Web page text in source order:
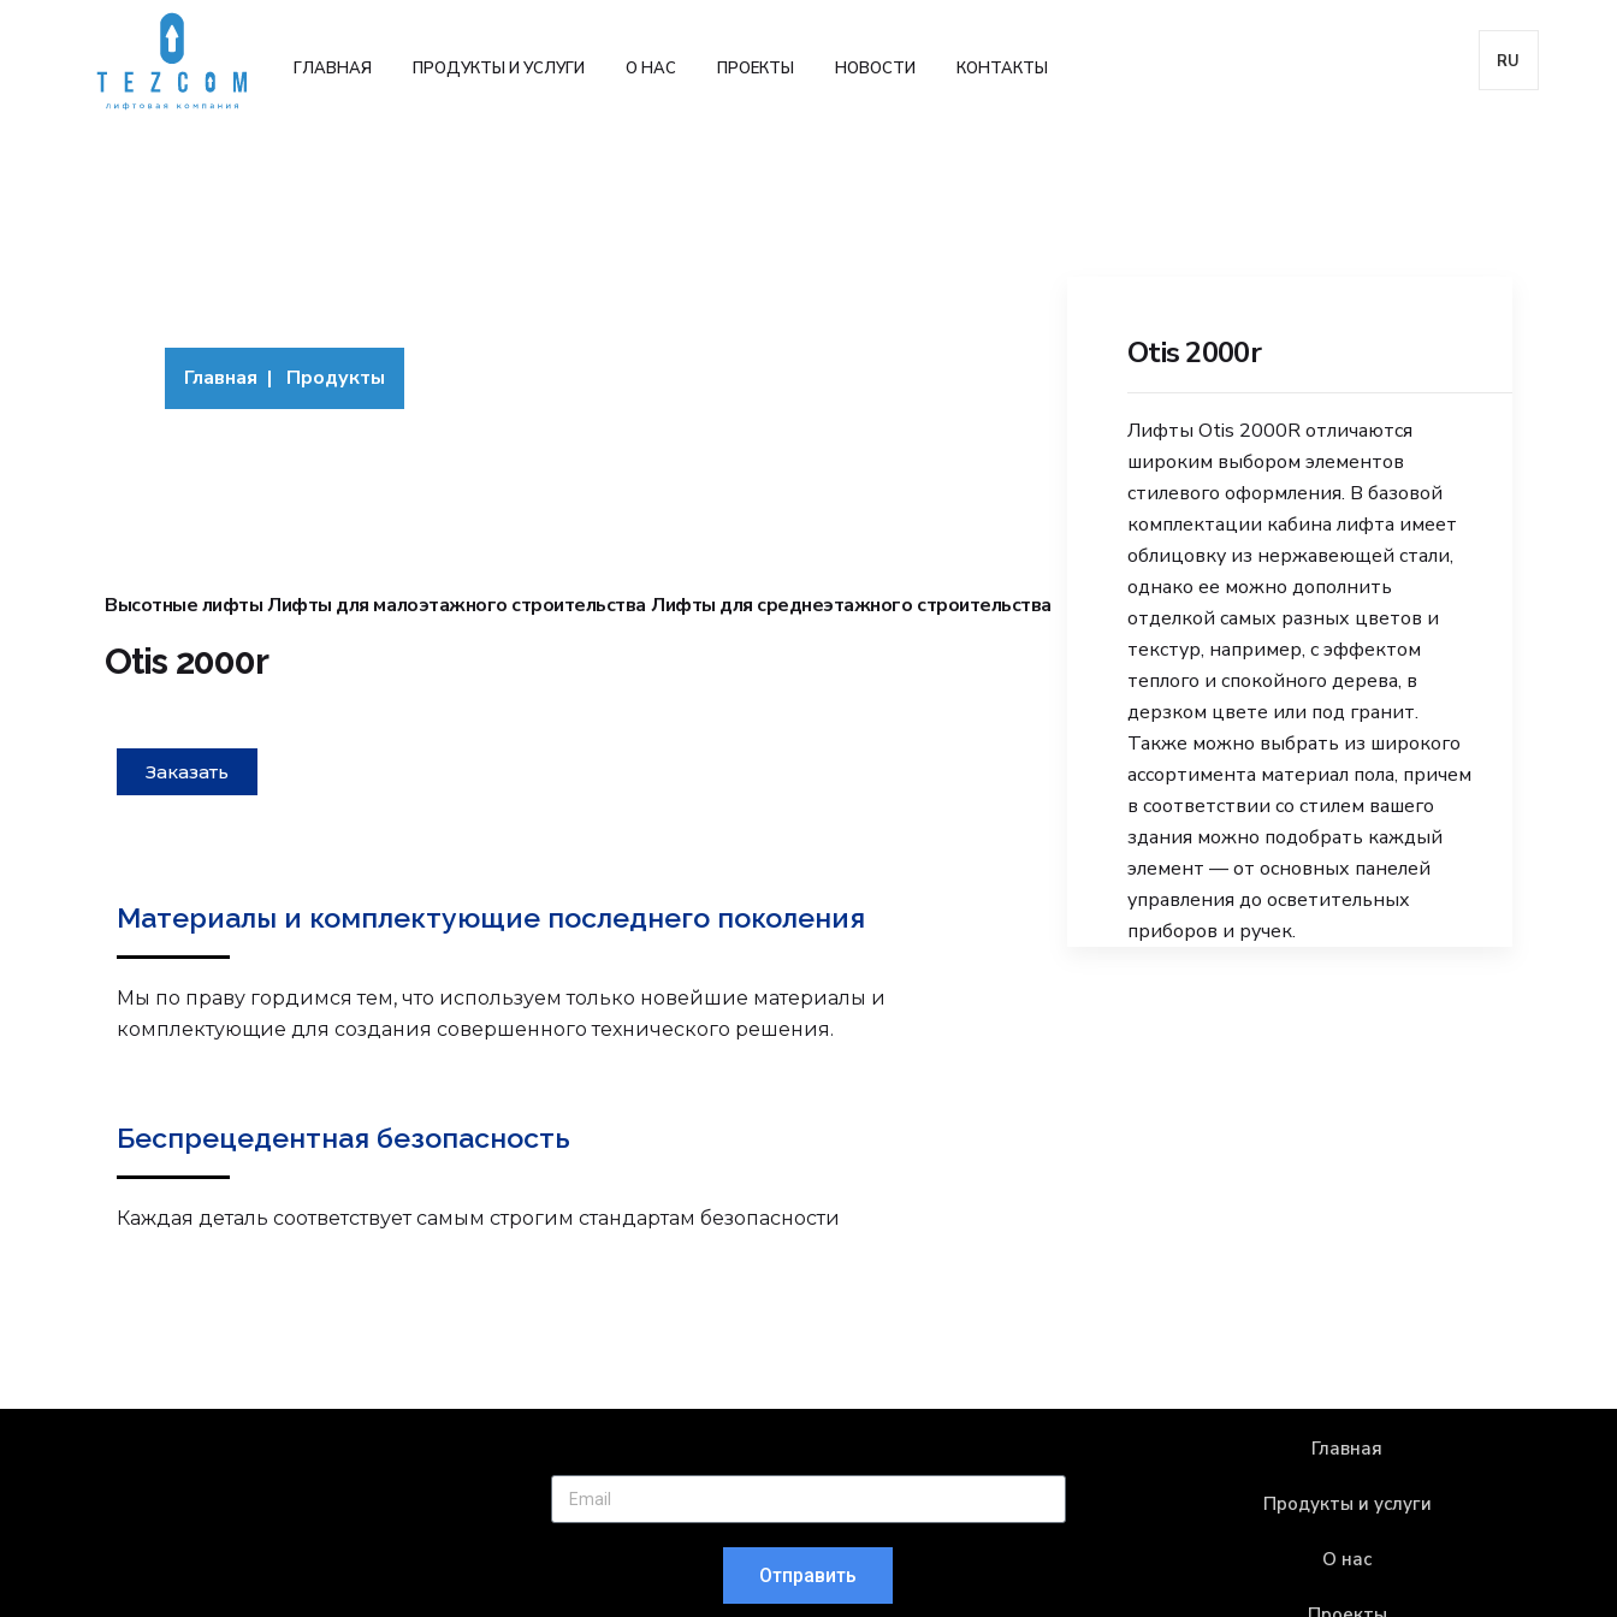
ГЛАВНАЯ ПРОДУКТЫ И УСЛУГИ О НАС ПРОЕКТЫ НОВОСТИ КОНТАКТЫ RU
Главная Продукты
Otis 2000r
Лифты Otis 2000R отличаются
широким выбором элементов
стилевого оформления. В базовой
комплектации кабина лифта имеет
облицовку из нержавеющей стали,
однако ее можно дополнить
отделкой самых разных цветов и
текстур, например, с эффектом
теплого и спокойного дерева, в
дерзком цвете или под гранит.
Также можно выбрать из широкого
ассортимента материал пола, причем
в соответствии со стилем вашего
здания можно подобрать каждый
элемент — от основных панелей
управления до осветительных
приборов и ручек.
Высотные лифтыЛифты для малоэтажного строительства Лифты для среднеэтажного строительства
Otis 2000r
Заказать
Материалы и комплектующие последнего поколения
Мы по праву гордимся тем, что используем только новейшие материалы и
комплектующие для создания совершенного технического решения.
Беспрецедентная безопасность
Каждая деталь соответствует самым строгим стандартам безопасности
Отправить
Главная
Продукты и услуги
О нас